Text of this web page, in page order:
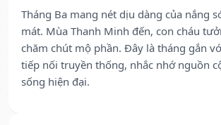
Tháng Ba mang nét dịu dàng của nắng
mát. Mùa Thanh Minh đến, con cháu
chăm chút mộ phần. Đây là tháng gắn
tiếp nối truyền thống, nhắc nhớ nguồn
sống hiện đại.